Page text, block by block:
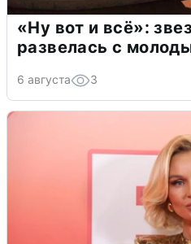
«Ну вот и всё»:
развелась с
6 августа 3